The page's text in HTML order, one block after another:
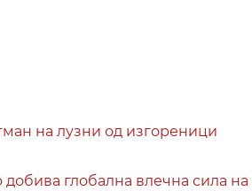
на лузни од изгореници
глобална влечна сила на